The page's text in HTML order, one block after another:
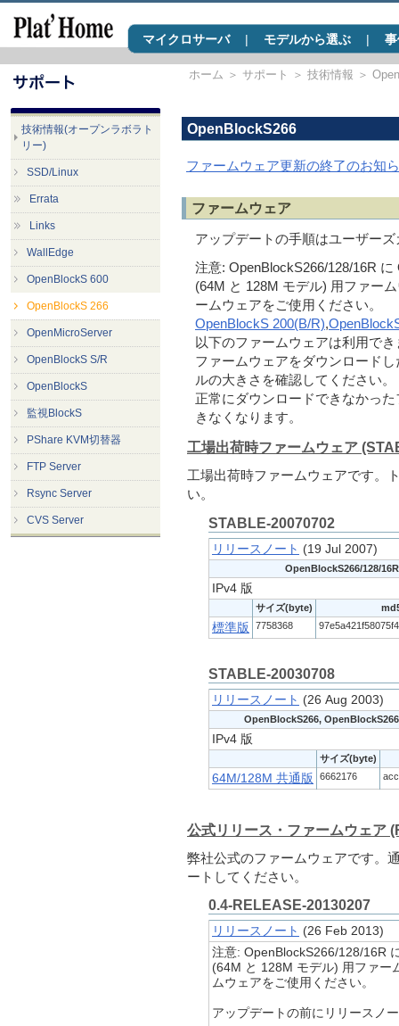
マイクロサーバ | モデルから選ぶ |
技術情報(オープンラボラト
リー)
SSD/Linux
Errata
Links
WallEdge
OpenBlockS 600
OpenBlockS 266
OpenMicroServer
OpenBlockS S/R
OpenBlockS
監視BlockS
PShare KVM切替器
FTP Server
Rsync Server
CVS Server
ホーム ＞ サポート ＞ 技術情報 ＞
OpenBlockS266
ファームウェア更新の終了のお知
ファームウェア
アップデートの手順はユーザー
注意: OpenBlockS266/128/16R
(64M と 128M モデル) 用ファー
ームウェアをご使用ください。
OpenBlockS 200(B/R),
以下のファームウェアは利用で
ファームウェアをダウンロード
ルの大きさを確認してください。
正常にダウンロードできなかっ
きなくなります。
工場出荷時ファームウェア
工場出荷時ファームウェアです。
い。
STABLE-20070702
リリースノート (19 Jul 2007)
OpenBlockS266/128/
IPv4 版
サイズ(byte)
標準版 7758368
STABLE-20030708
リリースノート (26 Aug 2003)
OpenBlockS266,
IPv4 版
サイズ(byte)
64M/128M 共通版 6662176
公式リリース・ファームウェア
弊社公式のファームウェアです。
ートしてください。
0.4-RELEASE-20130207
リリースノート (26 Feb 2013)
注意: OpenBlockS266/128/16R
(64M と 128M モデル) 用ファー
ムウェアをご使用ください。
アップデートの前にリリースノ